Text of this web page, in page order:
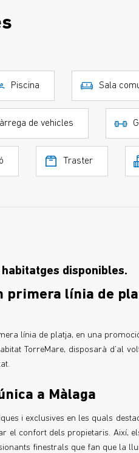
Piscina
Sala
de vehicles
Traster
disponibles.
primera línia de
línia de platja, en una
TorreMare, disposarà d’al
a Màlaga
i exclusives en les quals
el confort dels propietaris. Així,
finestrals que fan que la